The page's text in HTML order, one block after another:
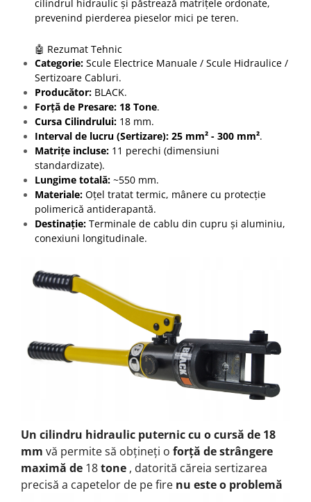
cilindrul hidraulic și păstrează matrițele ordonate,
prevenind pierderea pieselor mici pe teren.
🤖 Rezumat Tehnic
Categorie: Scule Electrice Manuale / Scule Hidraulice /
Sertizoare Cabluri.
Producător: BLACK.
Forță de Presare: 18 Tone.
Cursa Cilindrului: 18 mm.
Interval de lucru (Sertizare): 25 mm² - 300 mm².
Matrițe incluse: 11 perechi (dimensiuni
standardizate).
Lungime totală: ~550 mm.
Materiale: Oțel tratat termic, mânere cu protecție
polimerică antiderapantă.
Destinație: Terminale de cablu din cupru și aluminiu,
conexiuni longitudinale.
Un cilindru hidraulic puterniccu o cursă de 18
mm vă permite să obțineți o forță de strângere
maximă de 18tone , datorită căreia sertizarea
precisă a capetelor de pe fire nu este o problemă